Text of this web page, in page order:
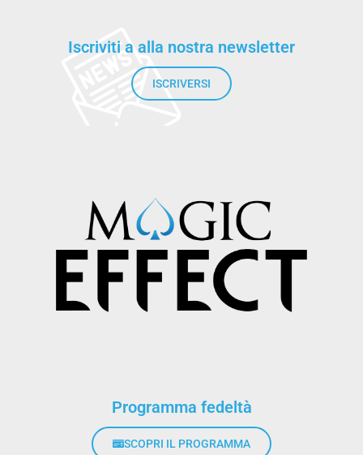
Iscriviti a alla nostra newsletter
ISCRIVERSI
Programma fedeltà
SCOPRI IL PROGRAMMA